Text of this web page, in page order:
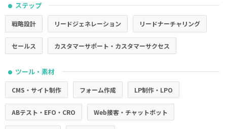
● ステップ
戦略設計 リードジェネレーション リードナーチャリング
セールス カスタマーサポート・カスタマーサクセス
● ツール・素材
CMS・サイト制作 フォーム作成 LP制作・LPO
ABテスト・EFO・CRO Web接客・チャットボット